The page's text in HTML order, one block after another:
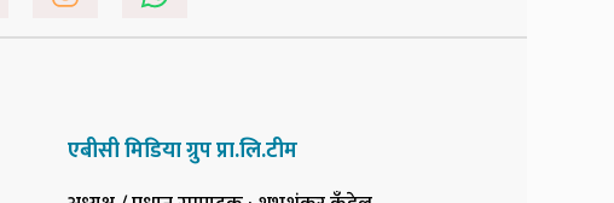
एबीसी मिडिया ग्रुप प्रा.लि.टीम